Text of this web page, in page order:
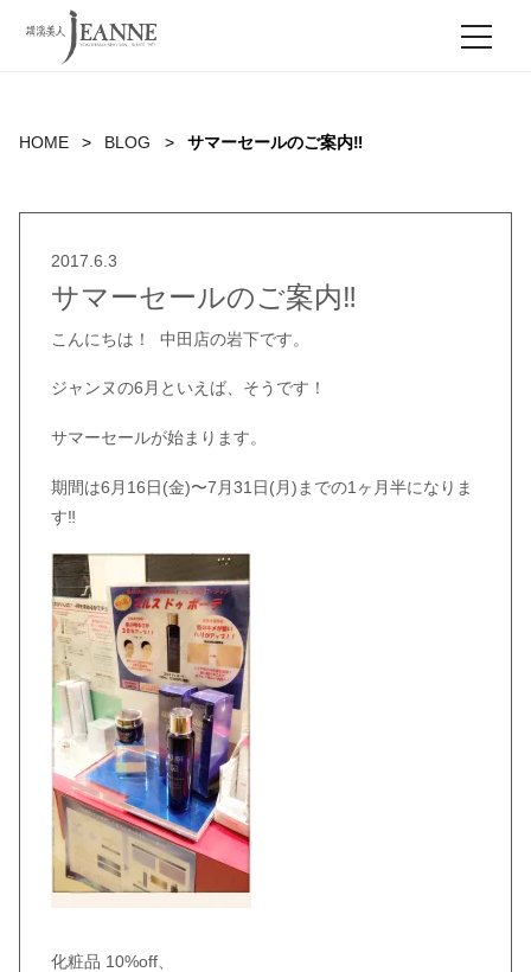
HOME BLOG サマーセールのご案内‼︎
2017.6.3
サマーセールのご案内‼︎
こんにちは！ 中田店の岩下です。
ジャンヌの6月といえば、そうです！
サマーセールが始まります。
期間は6月16日(金)〜7月31日(月)までの1ヶ月半になりま
す‼︎
化粧品 10%off、